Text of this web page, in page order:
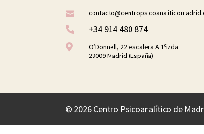


+34 914 480 874

O’Donnell, 22 escalera A 1ºizda
28009 Madrid (España)
© 2026 Centro Psicoanalítico de